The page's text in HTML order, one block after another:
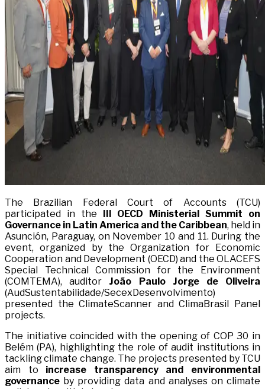
The Brazilian Federal Court of Accounts (TCU)
participated in the III OECD Ministerial Summit on
Governance in Latin America and the Caribbean, held in
Asunción, Paraguay, on November 10 and 11. During the
event, organized by the Organization for Economic
Cooperation and Development (OECD) and the OLACEFS
Special Technical Commission for the Environment
(COMTEMA), auditor João Paulo Jorge de Oliveira
(AudSustentabilidade/SecexDesenvolvimento)
presented the ClimateScanner and ClimaBrasil Panel
projects.
The initiative coincided with the opening of COP 30 in
Belém (PA), highlighting the role of audit institutions in
tackling climate change. The projects presented by TCU
aim to increase transparency and environmental
governance by providing data and analyses on climate